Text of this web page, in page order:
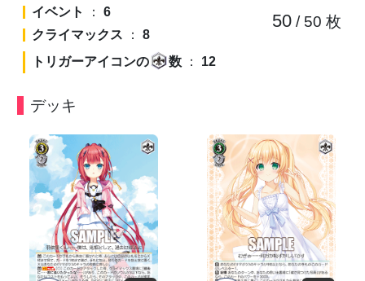
イベント
： 6
クライマックス ： 8
トリガーアイコンの
数 ： 12
50/ 50 枚
デッキ